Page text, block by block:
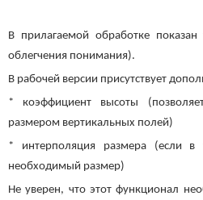
В прилагаемой обработке
облегчения понимания).
В рабочей версии присутствует
* коэффициент высоты
размером вертикальных полей)
* интерполяция размера (если в
необходимый размер)
Не уверен, что этот функционал